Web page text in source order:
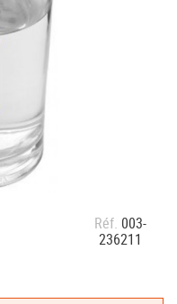
Réf. 003-
236211